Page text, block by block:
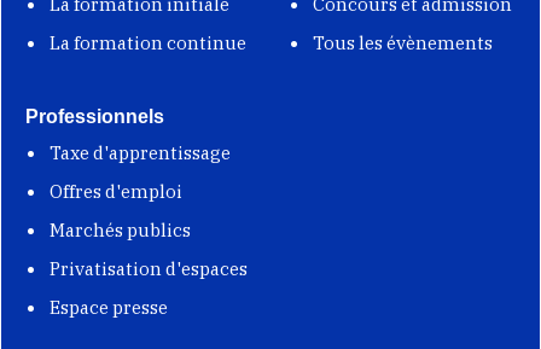
La formation continue
Tous les évènements
Professionnels
Taxe d'apprentissage
Offres d'emploi
Marchés publics
Privatisation d'espaces
Espace presse